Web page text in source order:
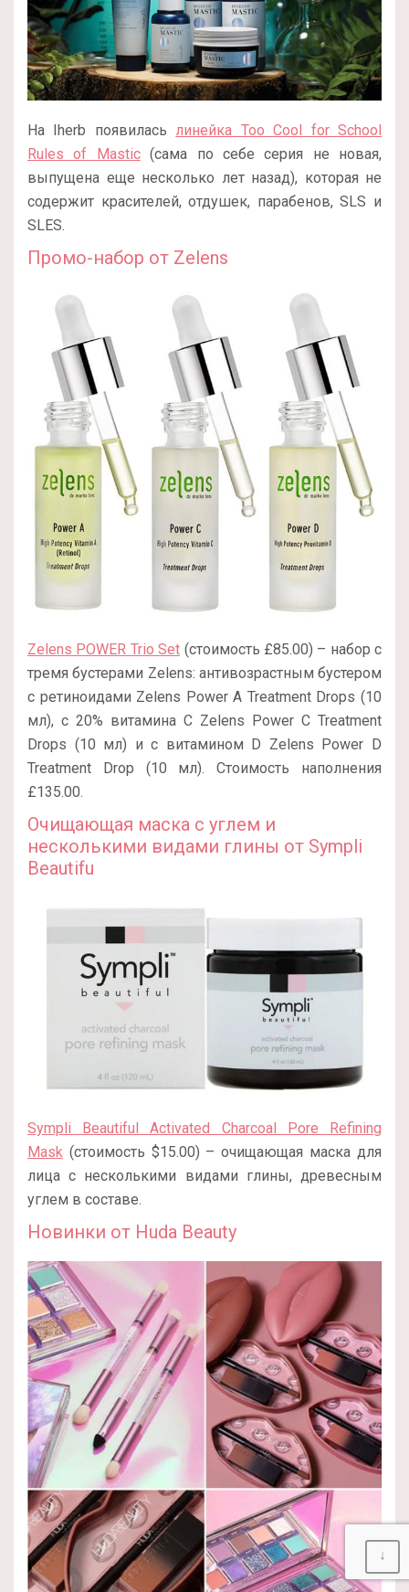
На Iherb появиласьлинейка Too Cool for School
Rules of Mastic(сама по себе серия не новая,
выпущена еще несколько лет назад), которая не
содержит красителей, отдушек, парабенов, SLS и
SLES.
Промо-набор от Zelens
Zelens POWER Trio Set (стоимость £85.00) – набор с
тремя бустерами Zelens: антивозрастным бустером
с ретиноидами Zelens Power A Treatment Drops (10
мл), с 20% витамина С Zelens Power C Treatment
Drops (10 мл) и с витамином D Zelens Power D
Treatment Drop (10 мл). Стоимость наполнения
£135.00.
Очищающая маска с углем и
несколькими видами глины от Sympli
Beautifu
Sympli Beautiful Activated Charcoal Pore Refining
Mask (стоимость $15.00) – очищающая маска для
лица с несколькими видами глины, древесным
углем в составе.
Новинки от Huda Beauty
↓